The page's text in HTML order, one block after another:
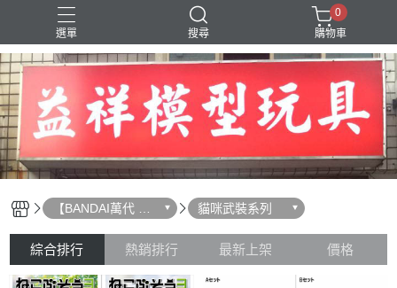
選單 搜尋
SD 三國創傑傳
0
購物車
【BANDAI萬代 組
裝模型】
貓咪武裝系列
綜合排行 熱銷排行 最新上架 價格